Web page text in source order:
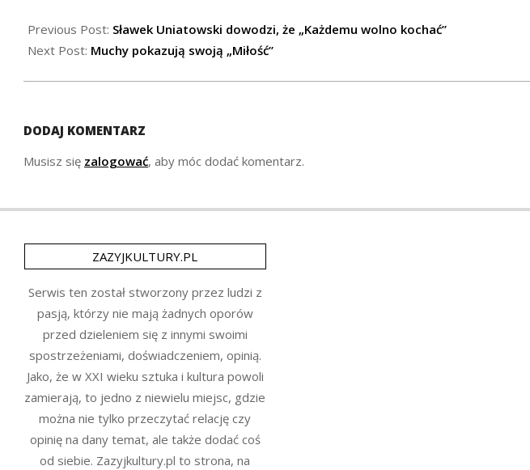
11-
13
Previous Post: Sławek Uniatowski dowodzi, że „Każdemu wolno kochać”
Next Post: Muchy pokazują swoją „Miłość”
DODAJ KOMENTARZ
Musisz się zalogować, aby móc dodać komentarz.
ZAZYJKULTURY.PL
Serwis ten został stworzony przez ludzi z
pasją, którzy nie mają żadnych oporów
przed dzieleniem się z innymi swoimi
spostrzeżeniami, doświadczeniem, opinią.
Jako, że w XXI wieku sztuka i kultura powoli
zamierają, to jedno z niewielu miejsc, gdzie
można nie tylko przeczytać relację czy
opinię na dany temat, ale także dodać coś
od siebie. Zazyjkultury.pl to strona, na